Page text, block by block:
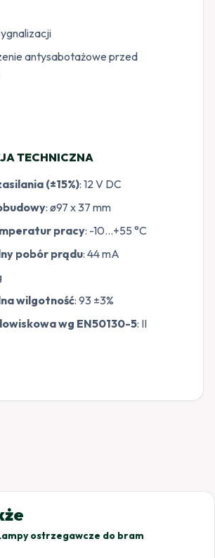
antysabotażowe przed
TECHNICZNA
(±15%): 12 V DC
: ø97 x 37 mm
pracy: -10…+55 °C
pobór prądu: 44 mA
wilgotność: 93 ±3%
wg EN50130-5: II
ostrzegawcze do bram